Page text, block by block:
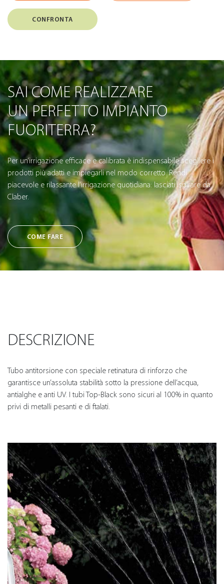
CONFRONTA
SAI COME REALIZZARE
UN PERFETTO IMPIANTO
FUORITERRA?
Per un’irrigazione efficace e calibrata è indispensabile scegliere i
prodotti più adatti e impiegarli nel modo corretto. Rendi
piacevole e rilassante l’irrigazione quotidiana: lasciati ispirare da
Claber.
COME FARE
DESCRIZIONE
Tubo antitorsione con speciale retinatura di rinforzo che
garantisce un’assoluta stabilità sotto la pressione dell’acqua,
antialghe e anti UV. I tubi Top-Black sono sicuri al 100% in quanto
privi di metalli pesanti e di ftalati.